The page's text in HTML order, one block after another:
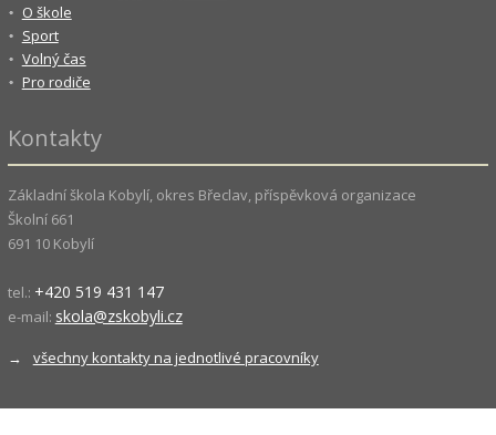
O škole
Sport
Volný čas
Pro rodiče
Kontakty
Základní škola Kobylí, okres Břeclav, příspěvková organizace
Školní 661
691 10 Kobylí
tel.: +420 519 431 147
e-mail: skola@zskobyli.cz
→ všechny kontakty na jednotlivé pracovníky